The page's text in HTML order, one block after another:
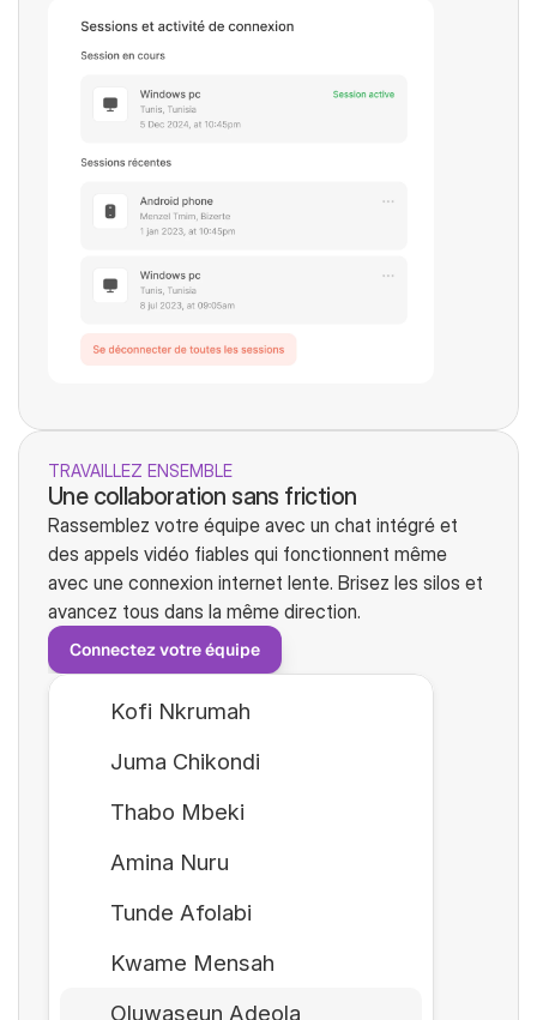
TRAVAILLEZ ENSEMBLE
Une collaboration sans friction
Rassemblez votre équipe avec un chat intégré et
des appels vidéo fiables qui fonctionnent même
avec une connexion internet lente. Brisez les silos et
avancez tous dans la même direction.
Connectez votre équipe
Kofi Nkrumah
Juma Chikondi
Thabo Mbeki
Amina Nuru
Tunde Afolabi
Kwame Mensah
Oluwaseun Adeola